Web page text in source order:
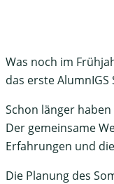
Was noch im
das erste
Schon länger
Der gemeinsame
Erfahrungen und
Die Planung des